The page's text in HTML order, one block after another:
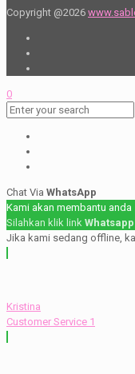
Copyright @2026
0
Chat Via WhatsApp
Kami akan membantu anda
Silahkan klik link Whatsapp
Jika kami sedang offline,
Kristina
Customer Service 1